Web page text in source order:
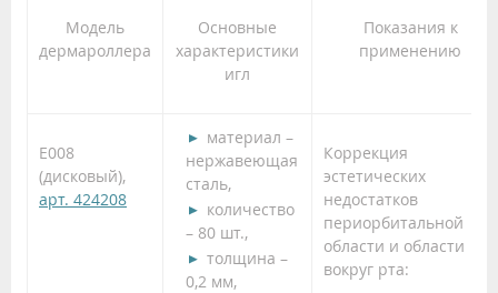
Модель
дермароллера
Основные
характеристики
игл
Показания к
применению
Е008
(дисковый),
арт. 424208
материал –
нержавеющая
сталь,
количество
– 80 шт.,
толщина –
0,2 мм,
Коррекция
эстетических
недостатков
периорбитальной
области и области
вокруг рта: